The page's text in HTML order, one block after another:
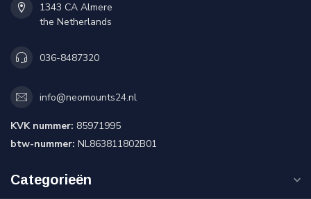
1343 CA Almere
the Netherlands
036-8487320
info@neomounts24.nl
KVK nummer: 85971995
btw-nummer: NL863811802B01
Categorieën